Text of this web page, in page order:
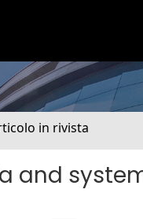
in rivista
and